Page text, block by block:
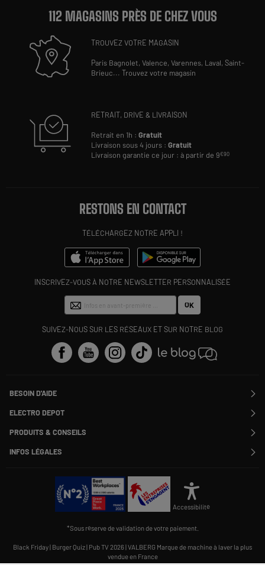
112 MAGASINS PRÈS DE CHEZ VOUS
TROUVEZ VOTRE MAGASIN
Paris Bagnolet,Valence,Varennes, Laval,Saint-
Brieuc...Trouvez votre magasin
RETRAIT, DRIVE & LIVRAISON
Retrait en 1h :Gratuit
Livraison sous 4 jours :Gratuit
Livraison garantie ce jour : à partir de 9€90
RESTONS EN CONTACT
TÉLÉCHARGEZ NOTRE APPLI !
INSCRIVEZ-VOUS À NOTRE NEWSLETTER PERSONNALISÉE
OK
SUIVEZ-NOUS SUR LES RÉSEAUX ET SUR NOTRE BLOG
BESOIN D'AIDE
Contactez-nous
Suivre ma commande
Modifier ou annuler ma commande
SAV
Payer en plusieurs fois
ELECTRO DEPOT
Rejoignez-nous !
Alliance Valiuz
PRODUITS & CONSEILS
Nos marques
Les avis du site
Le moins cher
Offres de remboursement
Conseils produits
Cartes cadeaux
INFOS LÉGALES
Politique cookies
Gérer les cookies
Charte de protection
Accessibilité : non conforme
Accessibilité
*Sous réserve de validation de votre paiement.
Black Friday Burger Quiz Pub TV 2026 VALBERG Marque de machine à laver la plus
vendue en France